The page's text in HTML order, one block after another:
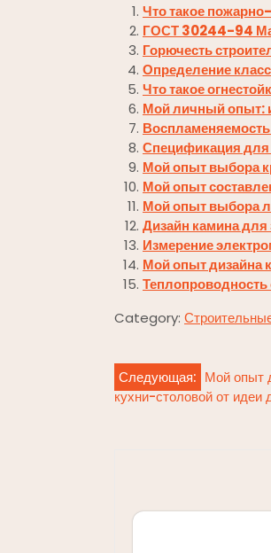
Что такое
ГОСТ 30244-94
Горючесть
Определение
Что такое
Мой личный опыт:
Спецификация для
Мой опыт выбора
Мой опыт
Мой опыт выбора
Дизайн камина для
Измерение
Мой опыт дизайна
Теплопроводность
Category:
Навигация
по
Следующая: Мой опыт
кухни-столовой от идеи